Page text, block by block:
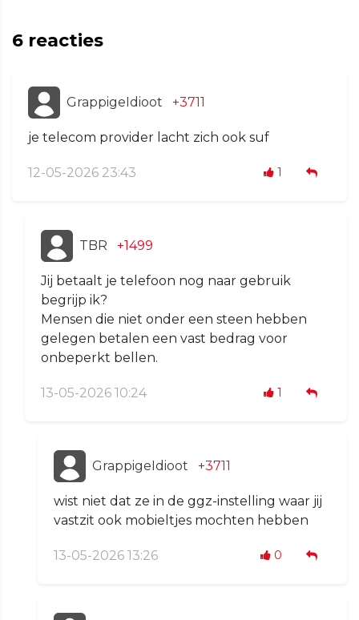
6 reacties
GrappigeIdioot +3711
je telecom provider lacht zich ook suf
12-05-2026 23:43 1
TBR +1499
Jij betaalt je telefoon nog naar gebruik
begrijp ik?
Mensen die niet onder een steen hebben
gelegen betalen een vast bedrag voor
onbeperkt bellen.
13-05-2026 10:24 1
GrappigeIdioot +3711
wist niet dat ze in de ggz-instelling waar jij
vastzit ook mobieltjes mochten hebben
13-05-2026 13:26 0